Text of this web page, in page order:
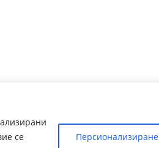
се
Персионализиране